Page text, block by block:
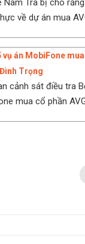
Nam Trà bị cho
về dự án mua
vụ án MobiFone
Trọng
cảnh sát điều tra
mua cổ phần